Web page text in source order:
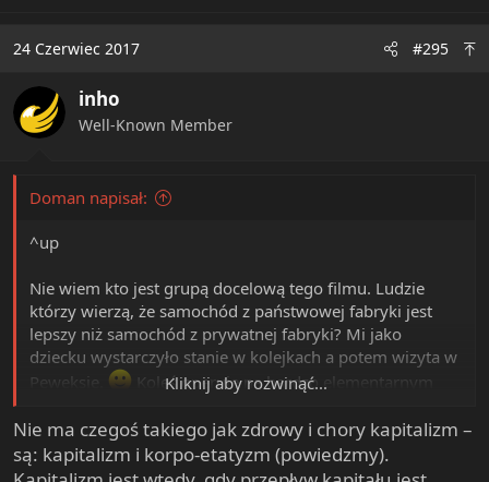
24 Czerwiec 2017 #295
inho
Well-Known Member
Doman napisał:
^up
Nie wiem kto jest grupą docelową tego filmu. Ludzie
którzy wierzą, że samochód z państwowej fabryki jest
lepszy niż samochód z prywatnej fabryki? Mi jako
dziecku wystarczyło stanie w kolejkach a potem wizyta w
Peweksie.
Koleś operuje na bardzo elementarnym
to otwiera oczy, ale mnie ten filmik wkurwił, a to z tego
powodu, że idealizuje kapitalistyczną teraźniejszość.
Ja bym nie zachwycałbym się tak tym współczesnym
Kliknij aby rozwinąć...
Nie ma czegoś takiego jak zdrowy i chory kapitalizm –
są: kapitalizm i korpo-etatyzm (powiedzmy).